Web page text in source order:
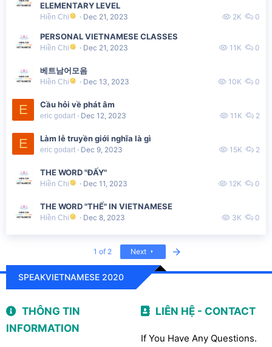
ELEMENTARY LEVEL
Hiền Chi Dec 21, 2023 2K 0
PERSONAL VIETNAMESE CLASSES
Hiền Chi Dec 21, 2023 11K 0
베트남어모음
Hiền Chi Dec 13, 2023 10K 0
E Cầu hỏi về phát âm
eric godart Dec 12, 2023 11K 2
E Làm lễ truyền giới nghĩa là gì
eric godart Dec 9, 2023 15K 2
THE WORD "ĐẤY"
Hiền Chi Dec 11, 2023 12K 0
THE WORD "THẾ" IN VIETNAMESE
Hiền Chi Dec 8, 2023 3K 0
1 of 2 Next
SPEAKVIETNAMESE 2020
THÔNG TIN
INFORMATION
LIÊN HỆ - CONTACT
If You Have Any Questions.